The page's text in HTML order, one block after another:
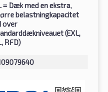
= Dæk med en ekstra,
belastningkapacitet
over
(EXL,
RFD)